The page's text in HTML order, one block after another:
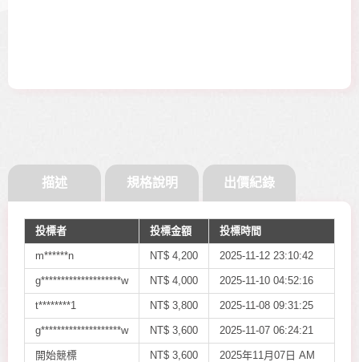
出價紀錄
描述 規格說明
投標者 投標金額 投標時間
m******n NT$ 4,200 2025-11-12 23:10:42
g********************w NT$ 4,000 2025-11-10 04:52:16
t********1 NT$ 3,800 2025-11-08 09:31:25
g********************w NT$ 3,600 2025-11-07 06:24:21
開始競標 NT$ 3,600
2025年11月07日 AM